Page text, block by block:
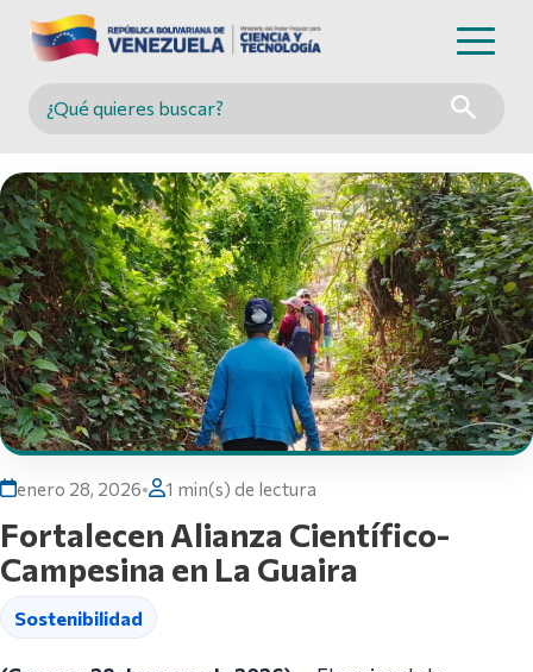
Buscar en MINCYT
enero 28, 2026• 1 min(s) de lectura
Fortalecen Alianza Científico-
Campesina en La Guaira
Sostenibilidad